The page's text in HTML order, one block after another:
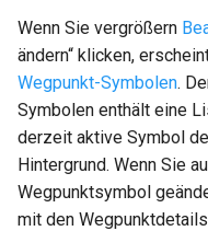
Wenn Sie vergrößern
ändern“ klicken,
Wegpunkt-Symbolen.
Symbolen enthält eine
derzeit aktive Symbol
Hintergrund. Wenn Sie
Wegpunktsymbol
mit den